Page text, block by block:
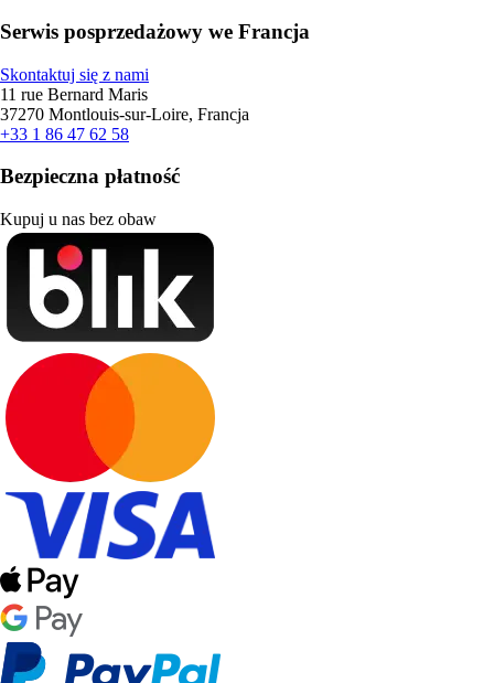
Serwis posprzedażowy we Francja
Skontaktuj się z nami
11 rue Bernard Maris
37270 Montlouis-sur-Loire, Francja
+33 1 86 47 62 58
Bezpieczna płatność
Kupuj u nas bez obaw